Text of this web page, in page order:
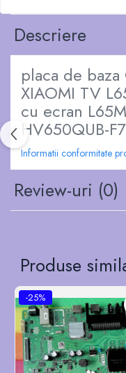
Descriere
placa de
XIAOMI TV
cu ecran
HV650QUB-
Informatii conformitate
Review-uri (0)
Produse
-25%